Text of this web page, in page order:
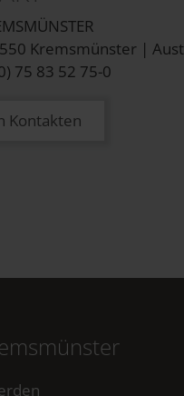
Kremsmünster |
75 83 52 75-0
Kontakten